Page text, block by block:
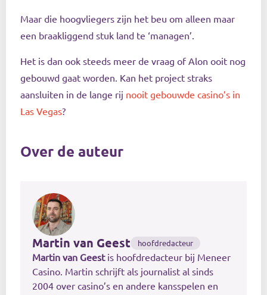
Maar die hoogvliegers zijn het beu om alleen maar
een braakliggend stuk land te ‘managen’.
Het is dan ook steeds meer de vraag of Alon ooit nog
gebouwd gaat worden. Kan het project straks
aansluiten in de lange rij nooit gebouwde casino’s in
Las Vegas?
Over de auteur
Martin van Geest hoofdredacteur
Martin van Geestis hoofdredacteur bij Meneer
Casino. Martin schrijft als journalist al sinds
2004 over casino’s en andere kansspelen en